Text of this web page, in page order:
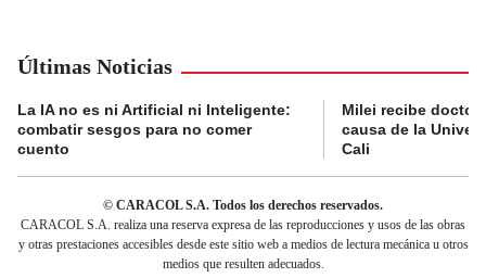
Últimas Noticias
La IA no es ni Artificial ni Inteligente:
combatir sesgos para no comer
cuento
Milei recibe
causa de la
Cali
© CARACOL S.A. Todos los derechos reservados.
CARACOL S.A. realiza una reserva expresa de las reproducciones y usos de las obras
y otras prestaciones accesibles desde este sitio web a medios de lectura mecánica u otros
medios que resulten adecuados.